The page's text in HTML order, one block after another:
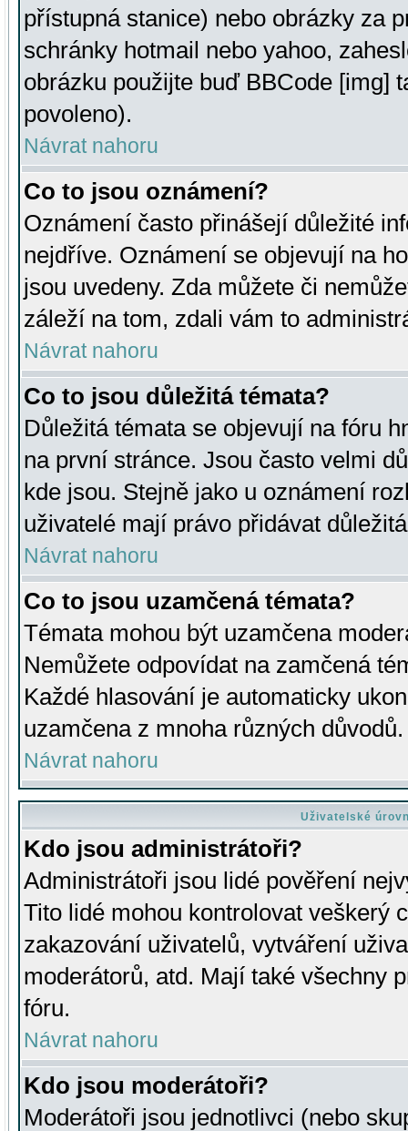
přístupná stanice) nebo obrázky za
schránky hotmail nebo yahoo,
obrázku použijte buď BBCode [img]
povoleno).
Návrat nahoru
Co to jsou oznámení?
Oznámení často přinášejí důležité
nejdříve. Oznámení se objevují na
jsou uvedeny. Zda můžete či
záleží na tom, zdali vám to
Návrat nahoru
Co to jsou důležitá témata?
Důležitá témata se objevují na fóru
na první stránce. Jsou často velmi
kde jsou. Stejně jako u oznámení
uživatelé mají právo přidávat
Návrat nahoru
Co to jsou uzamčená témata?
Témata mohou být uzamčena
Nemůžete odpovídat na zamčená
Každé hlasování je automaticky
uzamčena z mnoha různých důvodů.
Návrat nahoru
Uživatelské
Kdo jsou administrátoři?
Administrátoři jsou lidé pověření
Tito lidé mohou kontrolovat veškerý
zakazování uživatelů, vytváření
moderátorů, atd. Mají také všechny
fóru.
Návrat nahoru
Kdo jsou moderátoři?
Moderátoři jsou jednotlivci (nebo